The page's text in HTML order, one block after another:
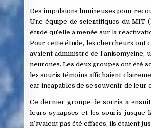
Des impulsions lumineuses pour
Une équipe de scientifiques du MIT
étude qu’elle a menée sur la
Pour cette étude, les chercheurs ont
avaient administré de l’anisomycine,
neurones. Les deux groupes ont été
les souris témoins affichaient
car incapables de se souvenir de leur
Ce dernier groupe de souris a
leurs synapses et les souris
n’avaient pas été effacés, ils étaient